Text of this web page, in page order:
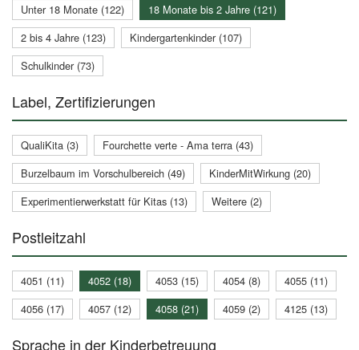
Unter 18 Monate (122)
18 Monate bis 2 Jahre (121)
2 bis 4 Jahre (123)
Kindergartenkinder (107)
Schulkinder (73)
Label, Zertifizierungen
QualiKita (3)
Fourchette verte - Ama terra (43)
Burzelbaum im Vorschulbereich (49)
KinderMitWirkung (20)
Experimentierwerkstatt für Kitas (13)
Weitere (2)
Postleitzahl
4051 (11) 4052 (18) 4053 (15) 4054 (8)
4055 (11)
4056 (17)
4057 (12) 4058 (21) 4059 (2) 4125 (13)
Sprache in der Kinderbetreuung